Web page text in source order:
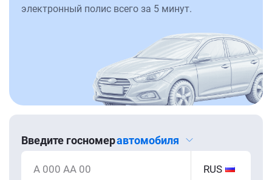
электронный полис всего за 5 минут.
Введите госномеравтомобиля
А 000 АА 00 RUS